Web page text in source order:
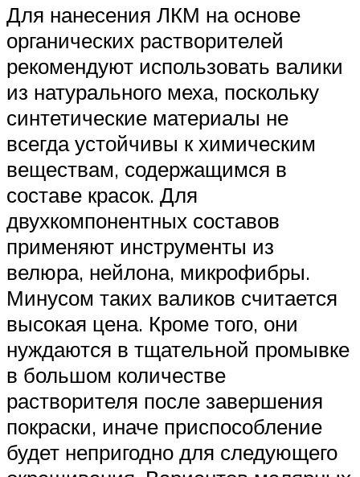
Для нанесения ЛКМ на основе
органических растворителей
рекомендуют использовать валики
из натурального меха, поскольку
синтетические материалы не
всегда устойчивы к химическим
веществам, содержащимся в
составе красок. Для
двухкомпонентных составов
применяют инструменты из
велюра, нейлона, микрофибры.
Минусом таких валиков считается
высокая цена. Кроме того, они
нуждаются в тщательной промывке
в большом количестве
растворителя после завершения
покраски, иначе приспособление
будет непригодно для следующего